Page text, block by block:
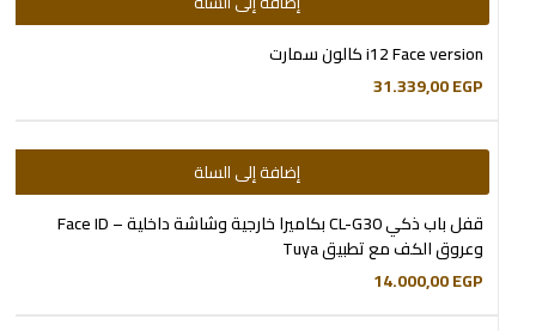
i12 Face version كالون سمارت
31.339,00EGP
إضافة إلى السلة
قفل باب ذكي CL-G30 بكاميرا خارجية وشاشة داخلية – Face ID
وعروق الكف مع تطبيق Tuya
14.000,00EGP